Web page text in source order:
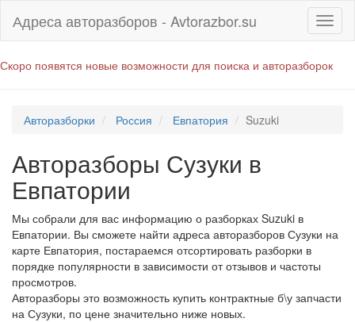
Адреса авторазборов - Avtorazbor.su
Скоро появятся новые возможности для поиска и авторазборок
Авторазборки Россия Евпатория Suzuki
Авторазборы Сузуки в
Евпатории
Мы собрали для вас информацию о разборках Suzuki в
Евпатории. Вы сможете найти адреса авторазборов Сузуки на
карте Евпатория, постараемся отсортировать разборки в
порядке популярности в зависимости от отзывов и частоты
просмотров.
Авторазборы это возможность купить контрактные б\у запчасти
на Сузуки, по цене значительно ниже новых.